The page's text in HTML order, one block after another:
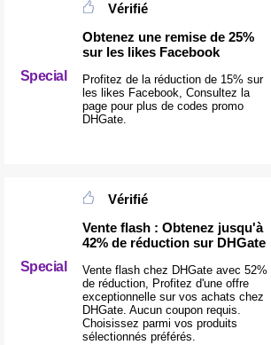
Special
Vérifié
Obtenez une remise de 25%
sur les likes Facebook
Profitez de la réduction de 15% sur
les likes Facebook, Consultez la
page pour plus de codes promo
DHGate.
Special
Vérifié
Vente flash : Obtenez jusqu'à
42% de réduction sur DHGate
Vente flash chez DHGate avec 52%
de réduction, Profitez d'une offre
exceptionnelle sur vos achats chez
DHGate. Aucun coupon requis.
Choisissez parmi vos produits
sélectionnés préférés.